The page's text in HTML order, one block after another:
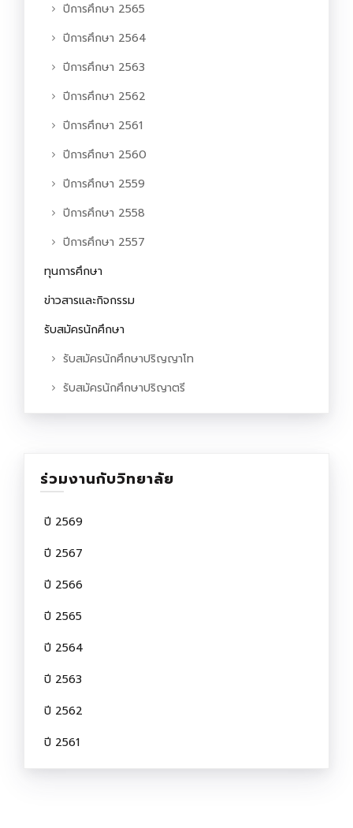
ปีการศึกษา 2565
ปีการศึกษา 2564
ปีการศึกษา 2563
ปีการศึกษา 2562
ปีการศึกษา 2561
ปีการศึกษา 2560
ปีการศึกษา 2559
ปีการศึกษา 2558
ปีการศึกษา 2557
ทุนการศึกษา
ข่าวสารและกิจกรรม
รับสมัครนักศึกษา
รับสมัครนักศึกษาปริญญาโท
รับสมัครนักศึกษาปริญาตรี
ร่วมงานกับวิทยาลัย
ปี 2569
ปี 2567
ปี 2566
ปี 2565
ปี 2564
ปี 2563
ปี 2562
ปี 2561